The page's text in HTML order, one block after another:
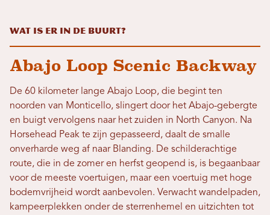
Wat is er in de buurt?
Abajo Loop Scenic Backway
De 60 kilometer lange Abajo Loop, die begint ten
noorden van Monticello, slingert door het Abajo-gebergte
en buigt vervolgens naar het zuiden in North Canyon. Na
Horsehead Peak te zijn gepasseerd, daalt de smalle
onverharde weg af naar Blanding. De schilderachtige
route, die in de zomer en herfst geopend is, is begaanbaar
voor de meeste voertuigen, maar een voertuig met hoge
bodemvrijheid wordt aanbevolen. Verwacht wandelpaden,
kampeerplekken onder de sterrenhemel en uitzichten tot